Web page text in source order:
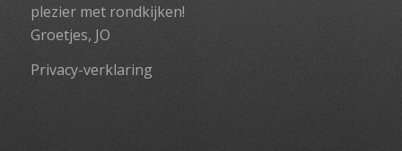
plezier met rondkijken!
Groetjes, JO
Privacy-verklaring